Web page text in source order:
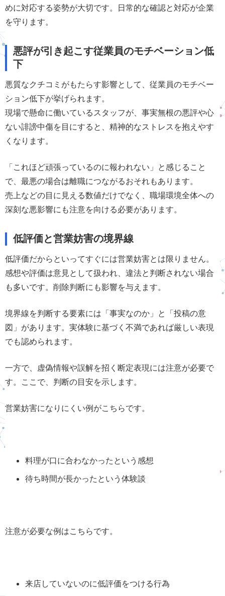
めに対応する姿勢が大切です。日常的な確認と対応が企業
を守ります。
悪評が引き起こす従業員のモチベーション低
下
悪質なクチコミがもたらす影響として、従業員のモチベー
ション低下が挙げられます。
現場で懸命に働いているスタッフが、事実無根の悪評や心
ない誹謗中傷を目にすると、精神的なストレスを抱えやす
くなります。
「これほど頑張っているのに報われない」と感じること
で、最悪の場合は離職につながるおそれもあります。
売上などの目に見える数値だけでなく、職場環境全体への
深刻な悪影響にも注意を向ける必要があります。
低評価と営業妨害の境界線
低評価だからといってすぐには営業妨害とは限りません。
感想や評価は意見として扱われ、違法と判断されない場合
も多いです。削除判断にも影響を与えます。
境界線を判断する要素には「事実なのか」と「投稿の意
図」があります。実体験に基づく不満であれば厳しい表現
でも認められます。
一方で、虚偽情報や誤解を招く断定表現には注意が必要で
す。ここで、判断の目安を示します。
営業妨害になりにくい例がこちらです。
料理が口に合わなかったという感想
待ち時間が長かったという体験談
注意が必要な例はこちらです。
来店していないのに低評価をつける行為